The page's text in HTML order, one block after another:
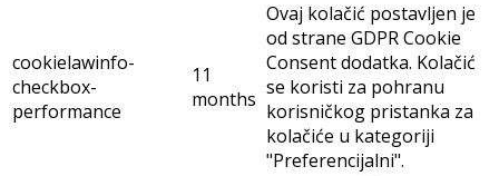
cookielawinfo-
checkbox-
performance
11
months
Ovaj kolačić postavljen je
od strane GDPR Cookie
Consent dodatka. Kolačić
se koristi za pohranu
korisničkog pristanka za
kolačiće u kategoriji
"Preferencijalni".